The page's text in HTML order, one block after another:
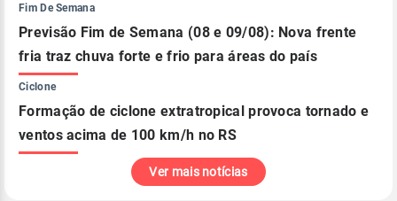
Fim De Semana
Previsão Fim de Semana (08 e 09/08): Nova frente
fria traz chuva forte e frio para áreas do país
Ciclone
Formação de ciclone extratropical provoca tornado e
ventos acima de 100 km/h no RS
Ver mais notícias